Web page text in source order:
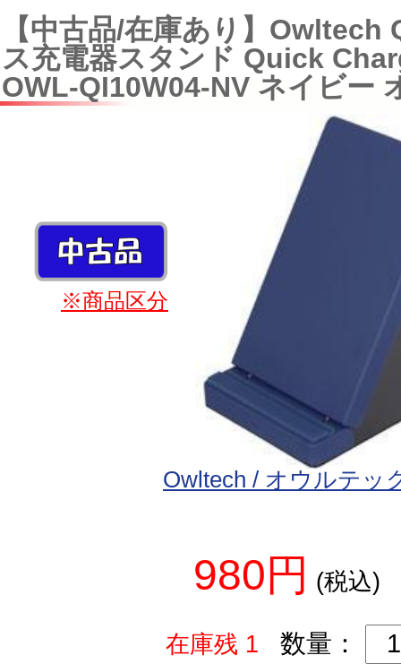
【中古品/在庫あり】Owltech
ス充電器スタンド Quick
OWL-QI10W04-NV ネイビー
※商品区分
Owltech / オウルテッ
980円 (税込)
在庫残 1 数量：